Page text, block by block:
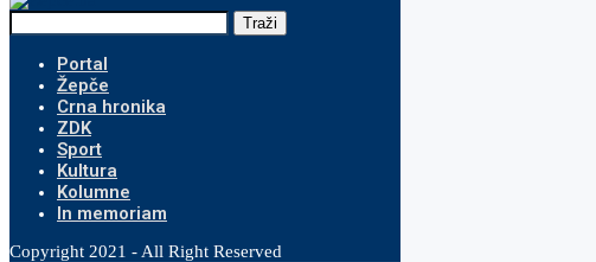
Traži
Portal
Žepče
Crna hronika
ZDK
Sport
Kultura
Kolumne
In memoriam
Copyright 2021 - All Right Reserved